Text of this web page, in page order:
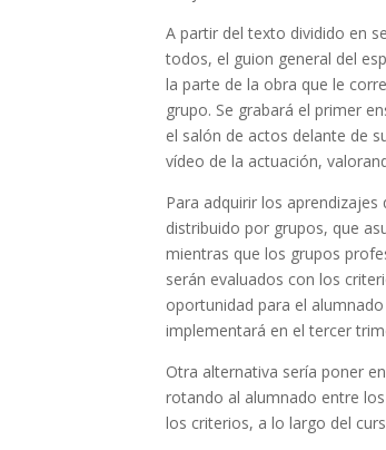
A partir del texto dividido en
todos, el guion general del
la parte de la obra que le
grupo. Se grabará el primer
el salón de actos delante de
vídeo de la actuación,
Para adquirir los
distribuido por grupos, que
mientras que los grupos
serán evaluados con los
oportunidad para el
implementará en el tercer
Otra alternativa sería poner
rotando al alumnado entre
los criterios, a lo largo del